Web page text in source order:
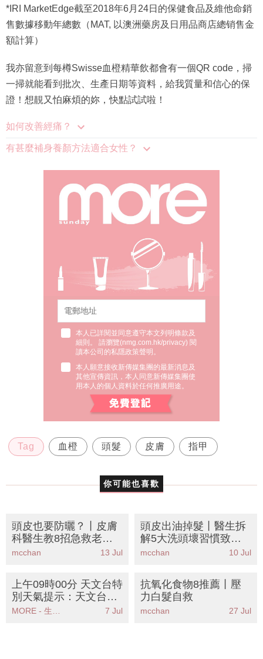
*IRI MarketEdge截至2018年6月24日的保健食品及維他命銷
售數據移動年總數（MAT, 以澳洲藥房及日用品商店總销售金
額計算）
我亦留意到每樽Swisse血橙精華飲都會有一個QR code，掃
一掃就能看到批次、生產日期等資料，給我質量和信心的保
證！想靚又怕麻煩的妳，快點試試啦！
如何改善經痛？
有甚麼補身養顏方法適合女性？
本人已詳閱並同意遵守本文列明條款及
細則。 請瀏覽(nmg.com.hk/privacy) 閱
讀本公司的私隱政策聲明。
本人願意接收新傳媒集團的最新消息及
其他宣傳資訊，本人同意新傳媒集團使
用本人的個人資料於任何推廣用途。
Tag 血橙 頭髮 皮膚 指甲
你可能也喜歡
頭皮也要防曬？丨皮膚
科醫生教8招急救老化
分界位 預防曝曬脫髮危
mcchan 13 Jul
頭皮出油掉髮丨醫生拆
解5大洗頭壞習慣致毛
囊發炎！必學正確洗護
mcchan 10 Jul
上午09時00分 天文台特
別天氣提示：天文台發
出猛烈陣風警告市民應
MORE - 生活品味 7 Jul
抗氧化食物8推薦丨壓
力白髮自救
mcchan 27 Jul